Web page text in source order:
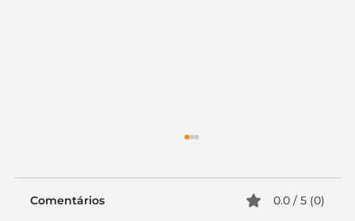
Comentários 0.0 / 5 (0)